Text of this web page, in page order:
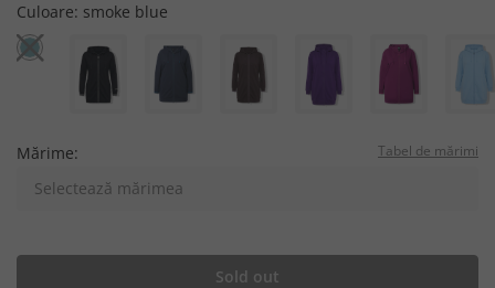
Culoare: smoke blue
Mărime: Tabel de mărimi
Selectează mărimea
Sold out